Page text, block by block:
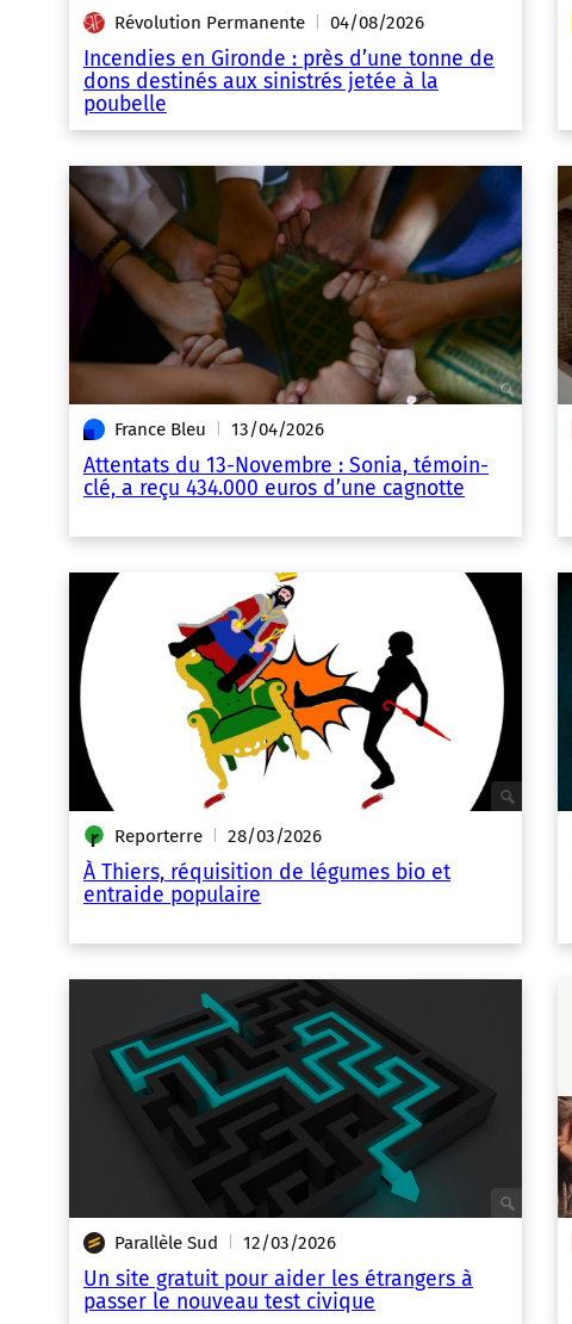
Révolution Permanente 04/08/2026
Incendies en Gironde : près d’une tonne de
dons destinés aux sinistrés jetée à la
poubelle
France Bleu 13/04/2026
Attentats du 13-Novembre : Sonia, témoin-
clé, a reçu 434.000 euros d’une cagnotte
Reporterre 28/03/2026
À Thiers, réquisition de légumes bio et
entraide populaire
Parallèle Sud 12/03/2026
Un site gratuit pour aider les étrangers à
passer le nouveau test civique